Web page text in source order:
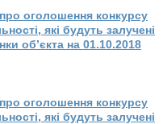
оголошення конкурсу
які будуть залучені
об’єкта на 01.10.2018
оголошення конкурсу
які будуть залучені